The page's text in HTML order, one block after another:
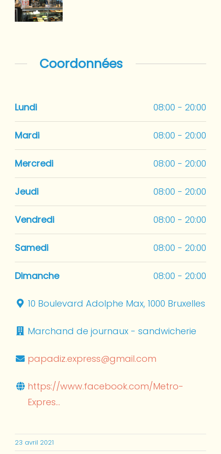
Coordonnées
Lundi 08:00 - 20:00
Mardi 08:00 - 20:00
Mercredi 08:00 - 20:00
Jeudi 08:00 - 20:00
Vendredi 08:00 - 20:00
Samedi 08:00 - 20:00
Dimanche 08:00 - 20:00
10 Boulevard Adolphe Max, 1000 Bruxelles
Marchand de journaux - sandwicherie
papadiz.express@gmail.com
https://www.facebook.com/Metro-
Expres...
23 avril 2021